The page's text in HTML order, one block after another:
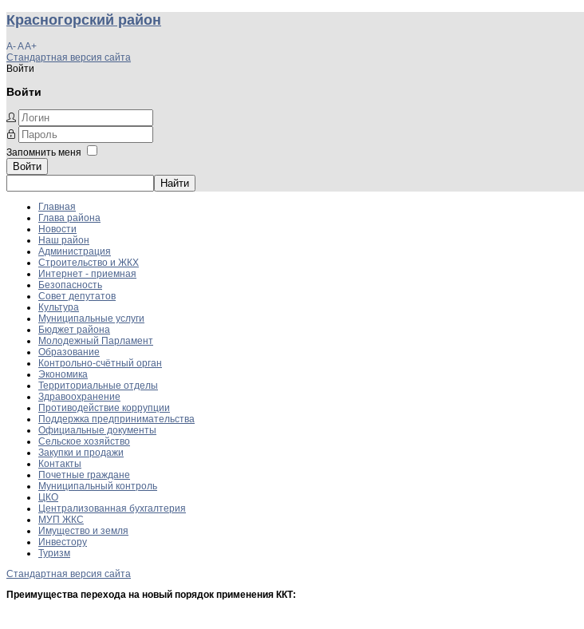
Красногорский район
A-AA+
Стандартная версия сайта
Войти
Войти
Запомнить меня
Войти
Главная
Глава района
Новости
Наш район
Администрация
Строительство и ЖКХ
Интернет - приемная
Безопасность
Совет депутатов
Культура
Муниципальные услуги
Бюджет района
Молодежный Парламент
Образование
Контрольно-счётный орган
Экономика
Территориальные отделы
Здравоохранение
Противодействие коррупции
Поддержка предпринимательства
Официальные документы
Сельское хозяйство
Закупки и продажи
Контакты
Почетные граждане
Муниципальный контроль
ЦКО
Централизованная бухгалтерия
МУП ЖКС
Имущество и земля
Инвестору
Туризм
Стандартная версия сайта
Преимущества перехода на новый порядок применения ККТ: